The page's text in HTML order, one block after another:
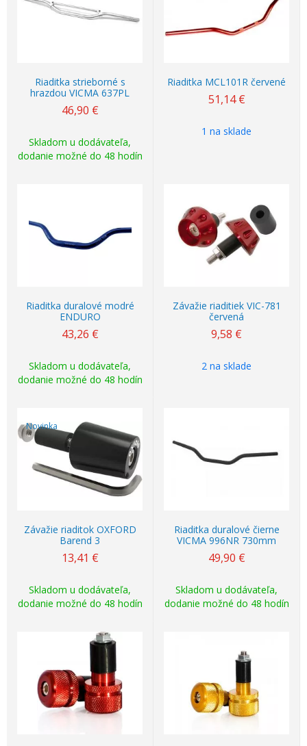
Riaditka strieborné s
hrazdou VICMA 637PL
46,90 €
Skladom u dodávateľa,
dodanie možné do 48 hodín
Riaditka MCL101R červené
51,14 €
1 na sklade
Riaditka duralové modré
ENDURO
43,26 €
Skladom u dodávateľa,
dodanie možné do 48 hodín
Závažie riaditiek VIC-781
červená
9,58 €
2 na sklade
Novinka
Závažie riaditok OXFORD
Barend 3
13,41 €
Skladom u dodávateľa,
dodanie možné do 48 hodín
Riaditka duralové čierne
VICMA 996NR 730mm
49,90 €
Skladom u dodávateľa,
dodanie možné do 48 hodín